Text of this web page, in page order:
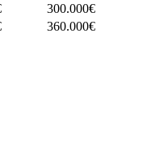
300.000€
360.000€